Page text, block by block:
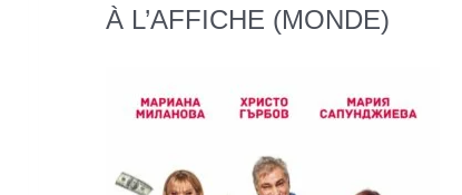
À L’AFFICHE (MONDE)